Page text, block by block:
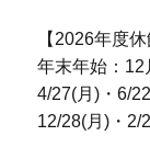
【2026年度休
年末年始：12
4/27(月)・6/
12/28(月)・2/